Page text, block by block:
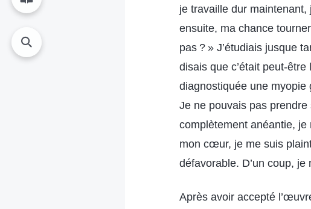
je travaille dur maintenant,
ensuite, ma chance
pas ? » J’étudiais jusque
disais que c’était peut-
diagnostiquée une myopie
Je ne pouvais pas prendre
complètement anéantie,
mon cœur, je me suis
défavorable. D’un coup,
Après avoir accepté